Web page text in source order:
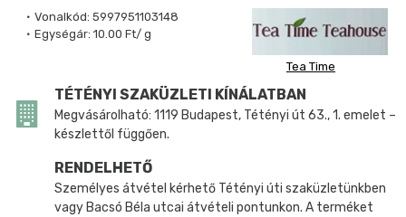
Vonalkód: 5997951103148
Egységár: 10.00 Ft/ g
Tea Time
TÉTÉNYI SZAKÜZLETI KÍNÁLATBAN
Megvásárolható: 1119 Budapest, Tétényi út 63., 1. emelet –
készlettől függően.
RENDELHETŐ
Személyes átvétel kérhető Tétényi úti szaküzletünkben
vagy Bacsó Béla utcai átvételi pontunkon. A terméket